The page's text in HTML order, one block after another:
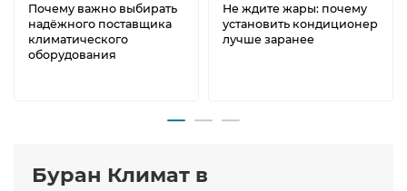
Почему важно выбирать
надёжного поставщика
климатического
оборудования
Не ждите жары: почему
установить кондиционер
лучше заранее
Буран Климат в